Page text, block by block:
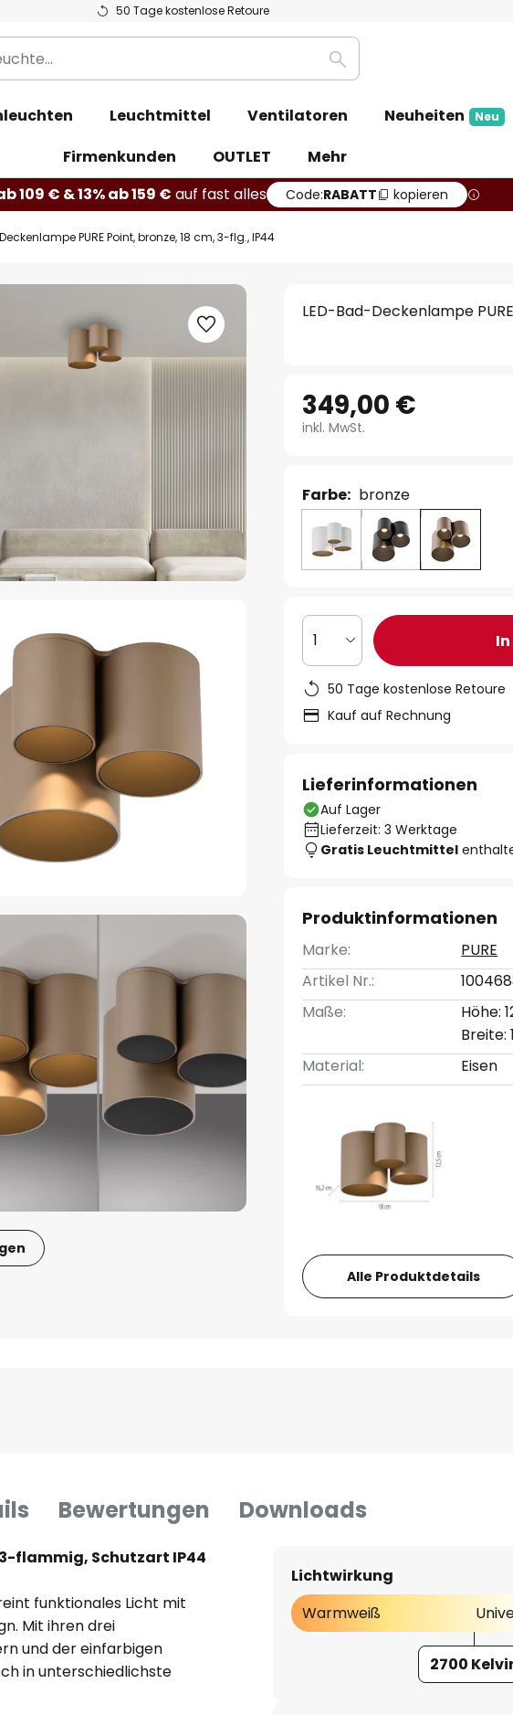
50 Tage kostenlose Retoure
Suche
Leuchtmittel Ventilatoren Neuheiten Neu
Firmenkunden
OUTLET
Mehr
109 € & 13% ab 159 € auf fast alles Code:RABATT kopieren
PURE Point, bronze, 18 cm, 3-flg., IP44
LED-Bad-Deckenlampe
349,00 €
inkl. MwSt.
Farbe: bronze
1
50 Tage kostenlose Retoure
Kauf auf Rechnung
Lieferinformationen
Auf Lager
Lieferzeit: 3 Werktage
Gratis Leuchtmittel
Produktinformationen
Marke:
PURE
Artikel Nr.:
Maße:
Höhe:
Breite:
Material:
Eisen
Alle Produktdetails
Bewertungen Downloads
flammig, Schutzart IP44
funktionales Licht mit
Mit ihren drei
und der einfarbigen
in unterschiedlichste
in Fluren, auf dem
Lichtwirkung
Warmweiß
2700